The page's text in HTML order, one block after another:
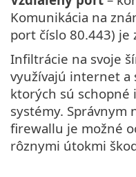
Komunikácia na
port číslo 80.443) je
Infiltrácie na svoje
využívajú internet a
ktorých sú schopné
systémy. Správnym
firewallu je možné
rôznymi útokmi